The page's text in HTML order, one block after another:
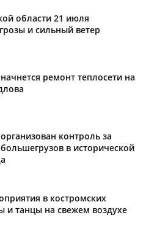
области 21 июля
и сильный ветер
ремонт теплосети на
контроль за
в исторической
в костромских
и танцы на свежем воздухе